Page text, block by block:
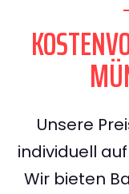
Unsere
individuell
Wir bieten